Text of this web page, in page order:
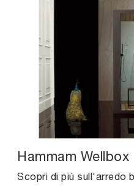
Hammam Wellbox